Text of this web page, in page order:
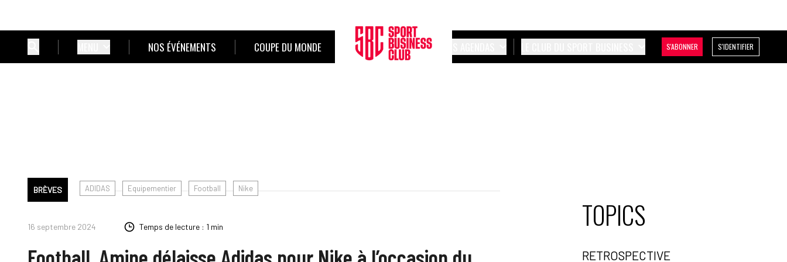
NOS ÉVÉNEMENTS COUPE DU MONDE S'ABONNER S'IDENTIFIER
BRÈVES ADIDAS Equipementier Football Nike
16 septembre 2024 Temps de lecture : 1 min TOPICS
RETROSPECTIVE